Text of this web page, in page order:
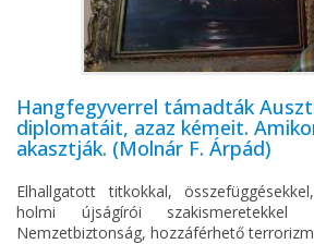
Hangfegyverrel támadták
diplomatáit, azaz kémeit.
akasztják. (Molnár F. Árpád)
Elhallgatott titkokkal,
holmi újságírói
Nemzetbiztonság, hozzáférhető